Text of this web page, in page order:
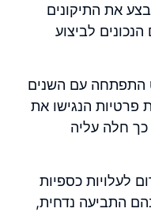
את התיקונים
לביצוע
עם השנים
הנגישו את
עליה
כספיות
נדחית,